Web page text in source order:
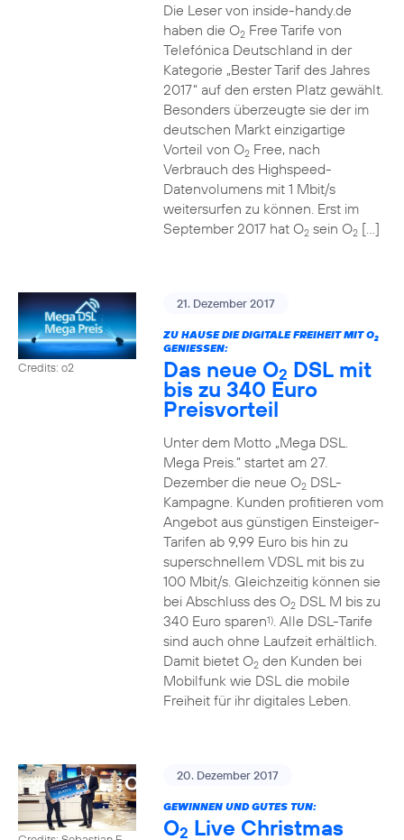
Die Leser von inside-handy.de
haben die O2Free Tarife von
Telefónica Deutschland in der
Kategorie „Bester Tarif des Jahres
2017“ auf den ersten Platz gewählt.
Besonders überzeugte sie der im
deutschen Markt einzigartige
Vorteil von O2Free, nach
Verbrauch des Highspeed-
Datenvolumens mit 1 Mbit/s
weitersurfen zu können. Erst im
September 2017 hat O2sein O2[…]
Credits: o2
21. Dezember 2017
ZU HAUSE DIE DIGITALE FREIHEIT MIT O2
GENIESSEN:
Das neue O2 DSL mit
bis zu 340 Euro
Preisvorteil
Unter dem Motto „Mega DSL.
Mega Preis.” startet am 27.
Dezember die neue O2DSL-
Kampagne. Kunden profitieren vom
Angebot aus günstigen Einsteiger-
Tarifen ab 9,99 Euro bis hin zu
superschnellem VDSL mit bis zu
100 Mbit/s. Gleichzeitig können sie
bei Abschluss des O2DSL M bis zu
340 Euro sparen1). Alle DSL-Tarife
sind auch ohne Laufzeit erhältlich.
Damit bietet O2den Kunden bei
Mobilfunk wie DSL die mobile
Freiheit für ihr digitales Leben.
20. Dezember 2017
GEWINNEN UND GUTES TUN:
O2 Live Christmas